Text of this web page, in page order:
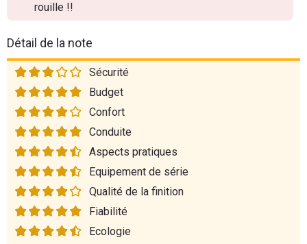
rouille !!
Détail de la note
Sécurité
Budget
Confort
Conduite
Aspects pratiques
Equipement de série
Qualité de la finition
Fiabilité
Ecologie